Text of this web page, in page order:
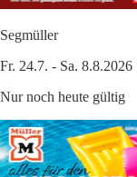
Segmüller
Fr. 24.7. - Sa. 8.8.2026
Nur noch heute gültig